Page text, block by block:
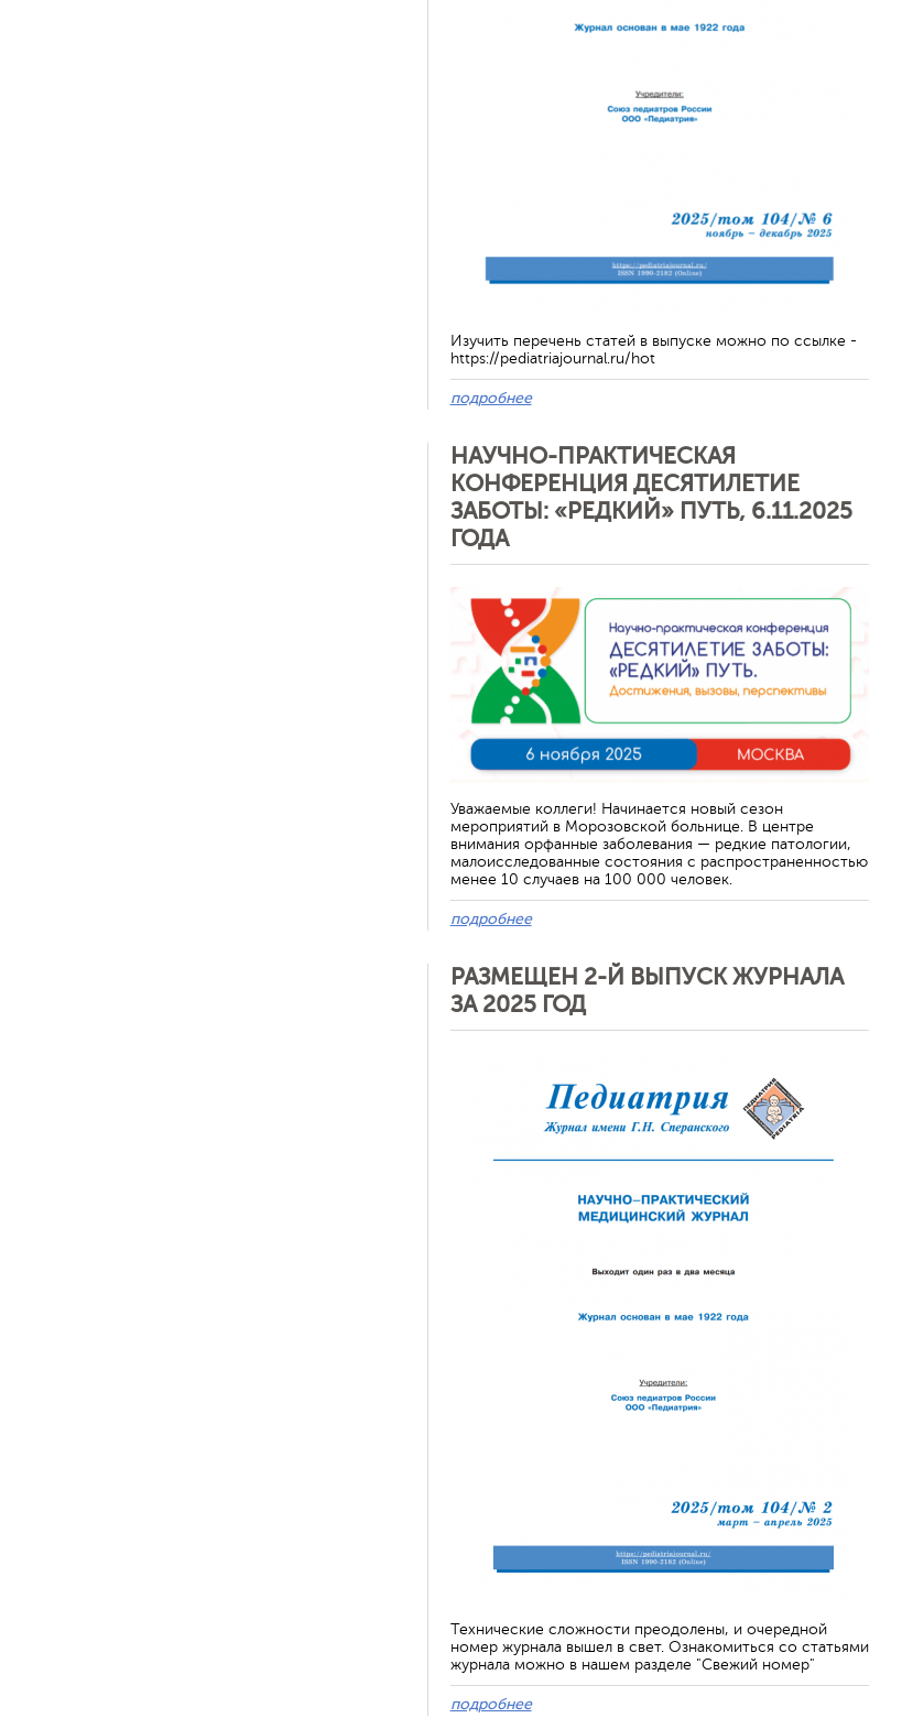
Изучить перечень статей в выпуске можно по ссылке -
https://pediatriajournal.ru/hot
подробнее
НАУЧНО-ПРАКТИЧЕСКАЯ
КОНФЕРЕНЦИЯ ДЕСЯТИЛЕТИЕ
ЗАБОТЫ: «РЕДКИЙ» ПУТЬ, 6.11.2025
ГОДА
Уважаемые коллеги! Начинается новый сезон
мероприятий в Морозовской больнице. В центре
внимания орфанные заболевания — редкие патологии,
малоисследованные состояния с распространенностью
менее 10 случаев на 100 000 человек.
подробнее
РАЗМЕЩЕН 2-Й ВЫПУСК ЖУРНАЛА
ЗА 2025 ГОД
Технические сложности преодолены, и очередной
номер журнала вышел в свет. Ознакомиться со статьями
журнала можно в нашем разделе "Свежий номер"
подробнее
Отменить